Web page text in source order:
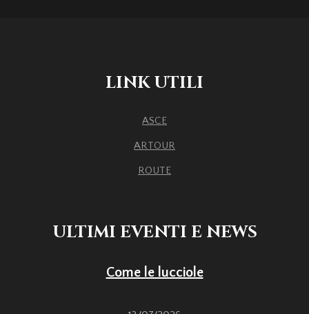
LINK UTILI
ASCE
ARTOUR
ROUTE
ULTIMI EVENTI E NEWS
Come le lucciole